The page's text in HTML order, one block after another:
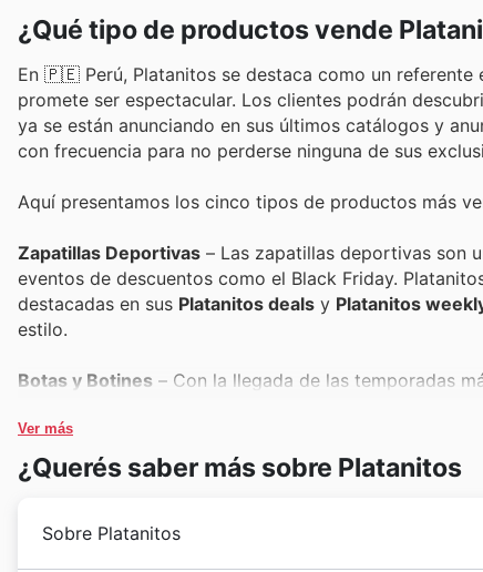
¿Qué tipo de productos vende
En 🇵🇪 Perú, Platanitos se destaca como un
promete ser espectacular. Los clientes podrán
ya se están anunciando en sus últimos catálogos y
con frecuencia para no perderse ninguna de sus
Aquí presentamos los cinco tipos de productos más
Zapatillas Deportivas – Las zapatillas deportivas son
eventos de descuentos como el Black Friday.
destacadas en sus Platanitos deals y Platanitos
estilo.
Botas y Botines – Con la llegada de las temporadas
Platanitos offers
Sandalias y Mocasines– Para quienes buscan
Black Friday sales, ofreciendo oportunidades únicas
Ver más
¿Querés saber más sobre Platanitos
Sobre Platanitos